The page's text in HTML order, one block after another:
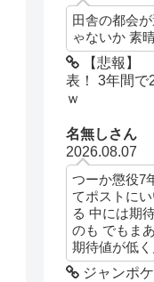
田舎の都会
ゃないか 素
【悲報】
表！ 3年間で
ｗ
名無しさん
2026.08.07
つーか懲役7
てポストに
る 中には期
のも でもま
期待値が低
ジャンポ